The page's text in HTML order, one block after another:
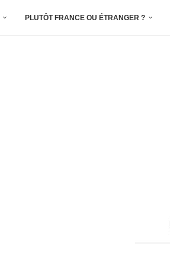
PLUTÔT FRANCE OU ÉTRANGER ?